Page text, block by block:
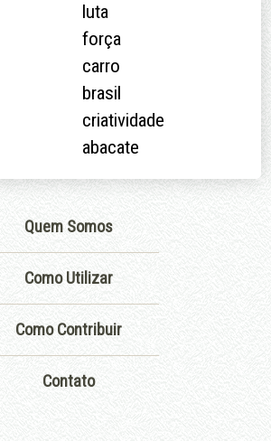
luta
força
carro
brasil
criatividade
abacate
Quem Somos
Como Utilizar
Como Contribuir
Contato